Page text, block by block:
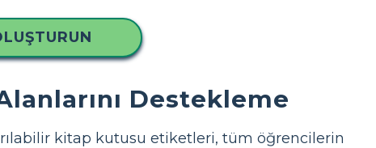
Destekleme
kitap kutusu etiketleri, tüm öğrencilerin